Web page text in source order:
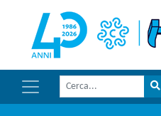
Vai ai contenuti
Menu di navigazione
Cerca
torna al menu di scelta rapida
Menu di
torna al menu di scelta rapida
Cerca nel sito